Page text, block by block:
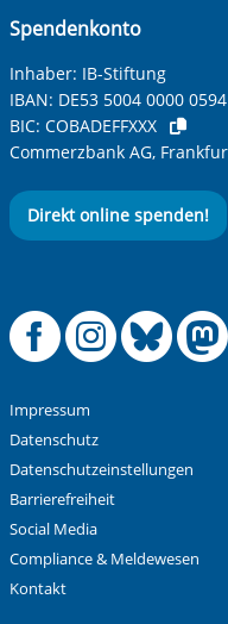
Spendenkonto
Inhaber: IB-Stiftung
IBAN: DE53 5004 0000
BIC: COBADEFFXXX
Commerzbank AG,
Direkt online spenden!
Impressum
Datenschutz
Datenschutzeinstellungen
Barrierefreiheit
Social Media
Compliance & Meldewesen
Kontakt